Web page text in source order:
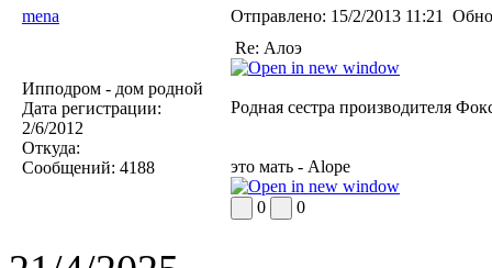
mena Отправлено: 15/2/2013 11:21
Ипподром - дом родной
Дата регистрации:
2/6/2012
Откуда:
Сообщений: 4188
Re: Алоэ
Родная сестра производителя
это мать - Alope
0 0